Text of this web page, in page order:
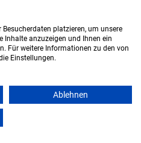
Studium
platzieren, um unsere
Inhalte anzuzeigen und Ihnen ein
Für weitere Informationen zu den von
Einstellungen.
Ablehnen